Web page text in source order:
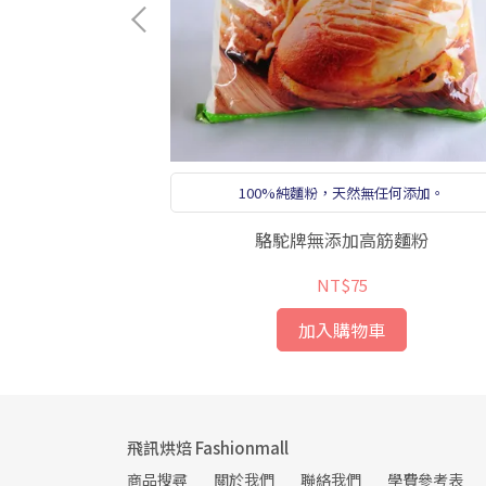
100%純麵粉，天然無任何添加。
駱駝牌無添加高筋麵粉
NT$75
加入購物車
飛訊烘焙 Fashionmall
商品搜尋 關於我們 聯絡我們 學費參考表